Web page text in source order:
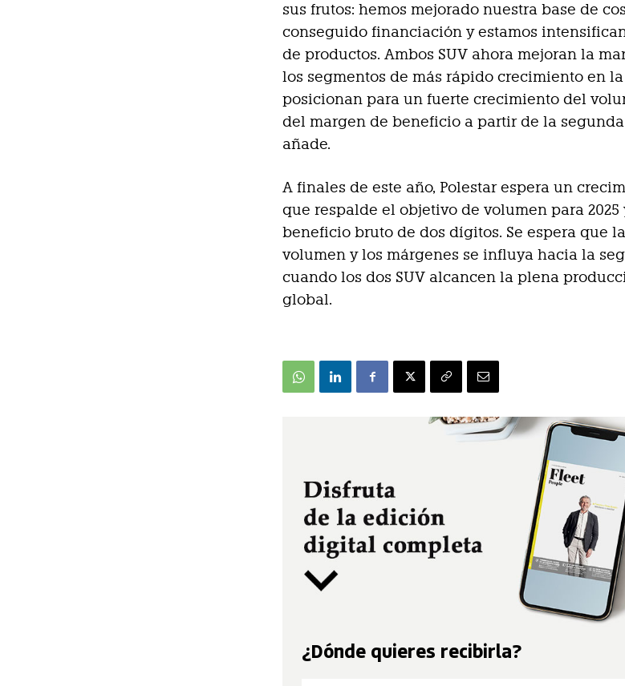
sus frutos: hemos mejorado nuestra base de
conseguido financiación y estamos
de productos. Ambos SUV ahora mejoran la
los segmentos de más rápido crecimiento en
posicionan para un fuerte crecimiento del
del margen de beneficio a partir de la segunda
añade.
A finales de este año, Polestar espera un
que respalde el objetivo de volumen para 2025
beneficio bruto de dos dígitos. Se espera que
volumen y los márgenes se influya hacia la
cuando los dos SUV alcancen la plena
global.
¿Dónde quieres recibirla?